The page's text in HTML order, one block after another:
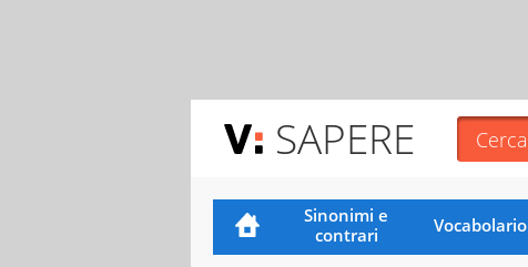
SAPERE
Sinonimi e
contrari
Vocabolario